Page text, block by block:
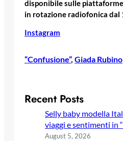
disponibile sulle
in rotazione radiofonica dal
Instagram
“Confusione”, Giada Rubino
Recent Posts
Selly baby modella
viaggi e sentimenti in
August 5, 2026